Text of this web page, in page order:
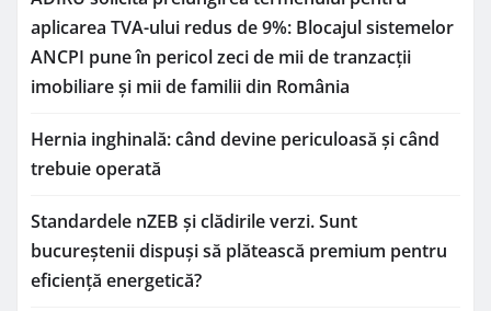
aplicarea TVA-ului redus de 9%: Blocajul sistemelor
ANCPI pune în pericol zeci de mii de tranzacții
imobiliare și mii de familii din România
Hernia inghinală: când devine periculoasă și când
trebuie operată
Standardele nZEB și clădirile verzi. Sunt
bucureștenii dispuși să plătească premium pentru
eficiență energetică?